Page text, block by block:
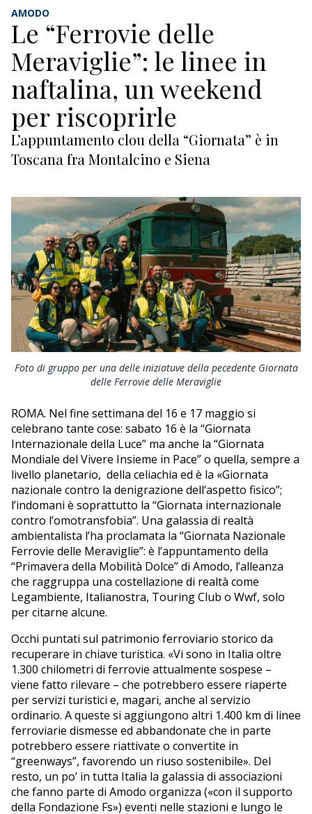
RICERCA
ECONOMIA
TURISMO
CROCIERE / TRAGHETTI
COMPAGNIE DI NAVIGAZIONE
VACANZE
CULTURA
NAUTICA
EDITORIALI
AMODO
Le “Ferrovie delle
Meraviglie”: le linee in
naftalina, un weekend
per riscoprirle
L’appuntamento clou della “Giornata” è in
Toscana fra Montalcino e Siena
Foto di gruppo per una delle iniziatuve della pecedente Giornata
delle Ferrovie delle Meraviglie
ROMA. Nel fine settimana del 16 e 17 maggio si
celebrano tante cose: sabato 16 è la “Giornata
Internazionale della Luce” ma anche la “Giornata
Mondiale del Vivere Insieme in Pace” o quella, sempre a
livello planetario, della celiachia ed è la «Giornata
nazionale contro la denigrazione dell’aspetto fisico”;
l’indomani è soprattutto la “Giornata internazionale
contro l’omotransfobia”. Una galassia di realtà
ambientalista l’ha proclamata la “Giornata Nazionale
Ferrovie delle Meraviglie”: è l’appuntamento della
“Primavera della Mobilità Dolce” di Amodo, l’alleanza
che raggruppa una costellazione di realtà come
Legambiente, Italianostra, Touring Club o Wwf, solo
per citarne alcune.
Occhi puntati sul patrimonio ferroviario storico da
recuperare in chiave turistica. «Vi sono in Italia oltre
1.300 chilometri di ferrovie attualmente sospese –
viene fatto rilevare – che potrebbero essere riaperte
per servizi turistici e, magari, anche al servizio
ordinario. A queste si aggiungono altri 1.400 km di linee
ferroviarie dismesse ed abbandonate che in parte
potrebbero essere riattivate o convertite in
“greenways”, favorendo un riuso sostenibile». Del
resto, un po’ in tutta Italia la galassia di associazioni
che fanno parte di Amodo organizza («con il supporto
della Fondazione Fs») eventi nelle stazioni e lungo le